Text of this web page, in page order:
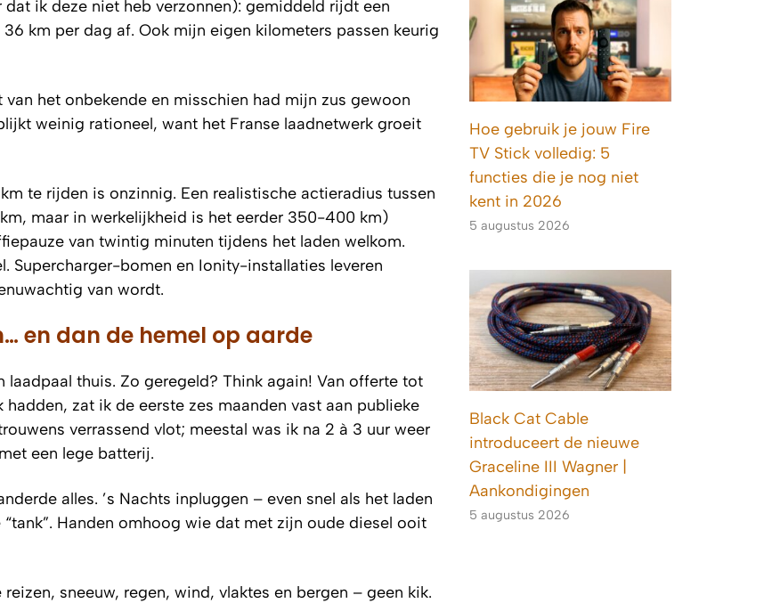
ik deze niet heb verzonnen): gemiddeld rijdt een
km per dag af. Ook mijn eigen kilometers passen keurig
het onbekende en misschien had mijn zus gewoon
weinig rationeel, want het Franse laadnetwerk groeit
te rijden is onzinnig. Een realistische actieradius tussen
maar in werkelijkheid is het eerder 350-400 km)
van twintig minuten tijdens het laden welkom.
Supercharger-bomen en Ionity-installaties leveren
van wordt.
en dan de hemel op aarde
thuis. Zo geregeld? Think again! Van offerte tot
zat ik de eerste zes maanden vast aan publieke
verrassend vlot; meestal was ik na 2 à 3 uur weer
een lege batterij.
alles. ’s Nachts inpluggen – even snel als het laden
Handen omhoog wie dat met zijn oude diesel ooit
sneeuw, regen, wind, vlaktes en bergen – geen kik.
Hoe gebruik je jouw Fire
TV Stick volledig: 5
functies die je nog niet
kent in 2026
5 augustus 2026
Black Cat Cable
introduceert de nieuwe
Graceline III Wagner |
Aankondigingen
5 augustus 2026